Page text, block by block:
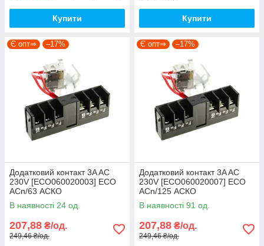
Купити Купити
Є опт⇒ –17%
Додатковий контакт 3A AC
230V [ECO060020003] ECO
АCn/63 АСКО
В наявності 24 од.
207,88 ₴/од.
249,46 ₴/од.
Є опт⇒ –17%
Додатковий контакт 3A AC
230V [ECO060020007] ECO
АCn/125 АСКО
В наявності 91 од.
207,88 ₴/од.
249,46 ₴/од.